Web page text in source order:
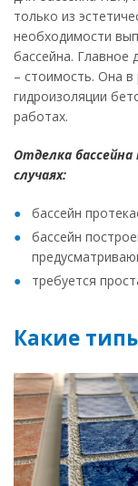
только из
необходимости
бассейна. Главное
– стоимость. Она
гидроизоляции
работах.
Отделка
случаях:
бассейн
бассейн
требуется
Какие